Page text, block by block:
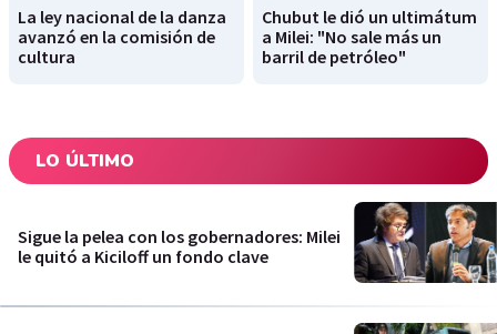
La ley nacional de la danza
avanzó en la comisión de
cultura
Chubut le dió un ultimátum
a Milei: "No sale más un
barril de petróleo"
LO ÚLTIMO
Sigue la pelea con los gobernadores: Milei
le quitó a Kiciloff un fondo clave